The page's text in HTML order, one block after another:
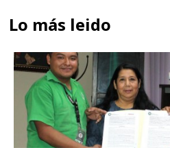
Lo más leido